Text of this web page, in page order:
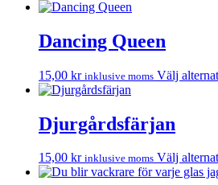
Dancing Queen
15,00 kr inklusive moms Välj
Djurgårdsfärjan
15,00 kr inklusive moms Välj